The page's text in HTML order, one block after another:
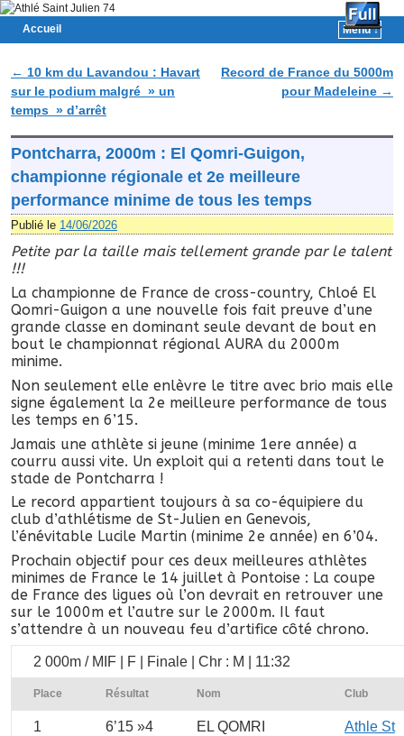
Accueil
Menu ↓
Navigation des articles
← 10 km du Lavandou : Havart
sur le podium malgré » un
temps » d’arrêt
Record de France du 5000m
pour Madeleine →
Pontcharra, 2000m : El Qomri-Guigon,
championne régionale et 2e meilleure
performance minime de tous les temps
Publié le 14/06/2026
Petite par la taille mais tellement grande par le talent
!!!
La championne de France de cross-country, Chloé El
Qomri-Guigon a une nouvelle fois fait preuve d’une
grande classe en dominant seule devant de bout en
bout le championnat régional AURA du 2000m
minime.
Non seulement elle enlèvre le titre avec brio mais elle
signe également la 2e meilleure performance de tous
les temps en 6’15.
Jamais une athlète si jeune (minime 1ere année) a
courru aussi vite. Un exploit qui a retenti dans tout le
stade de Pontcharra !
Le record appartient toujours à sa co-équipiere du
club d’athlétisme de St-Julien en Genevois,
l’énévitable Lucile Martin (minime 2e année) en 6’04.
Prochain objectif pour ces deux meilleures athlètes
minimes de France le 14 juillet à Pontoise : La coupe
de France des ligues où l’on devrait en retrouver une
sur le 1000m et l’autre sur le 2000m. Il faut
s’attendre à un nouveau feu d’artifice côté chrono.
2 000m / MIF | F | Finale | Chr : M | 11:32
Place Résultat Nom Club
1 6’15 »4
EL QOMRI
Athle St